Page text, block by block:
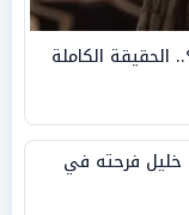
الكاملة
فرحته في